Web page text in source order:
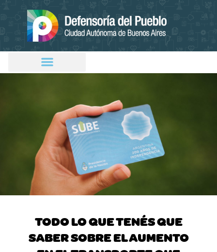
TODO LO QUE TENÉS QUE
SABER SOBRE EL AUMENTO